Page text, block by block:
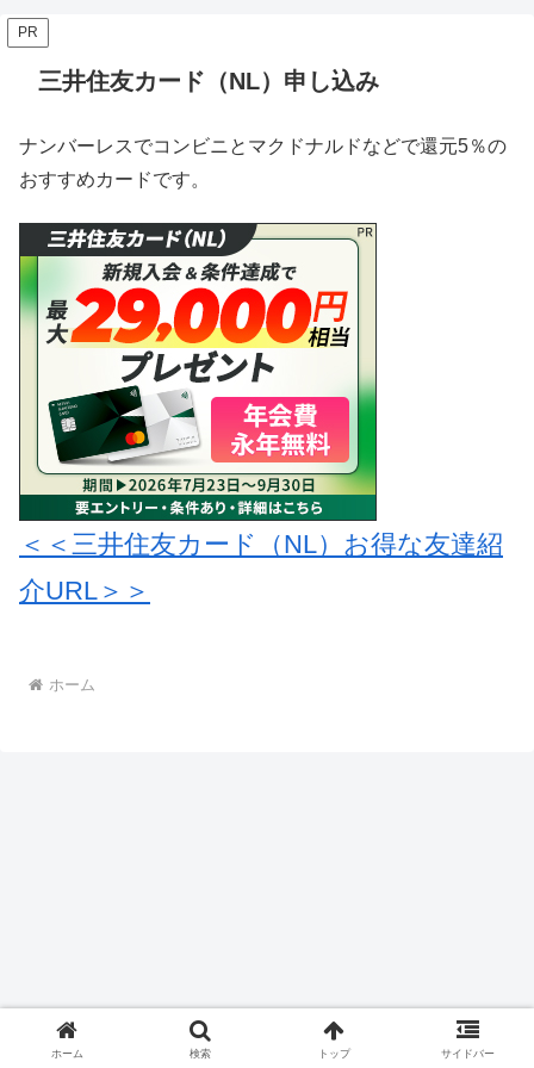
PR
三井住友カード（NL）申し込み
ナンバーレスでコンビニとマクドナルドなどで還元5％の
おすすめカードです。
＜＜三井住友カード（NL）お得な友達紹
介URL＞＞
ホーム
ホーム 検索 トップ サイドバー